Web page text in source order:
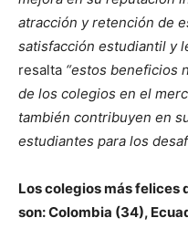
atracción y retención de
satisfacción estudiantil y
resalta “estos beneficios
de los colegios en el
también contribuyen en
estudiantes para los
Los colegios más felices
son: Colombia (34),